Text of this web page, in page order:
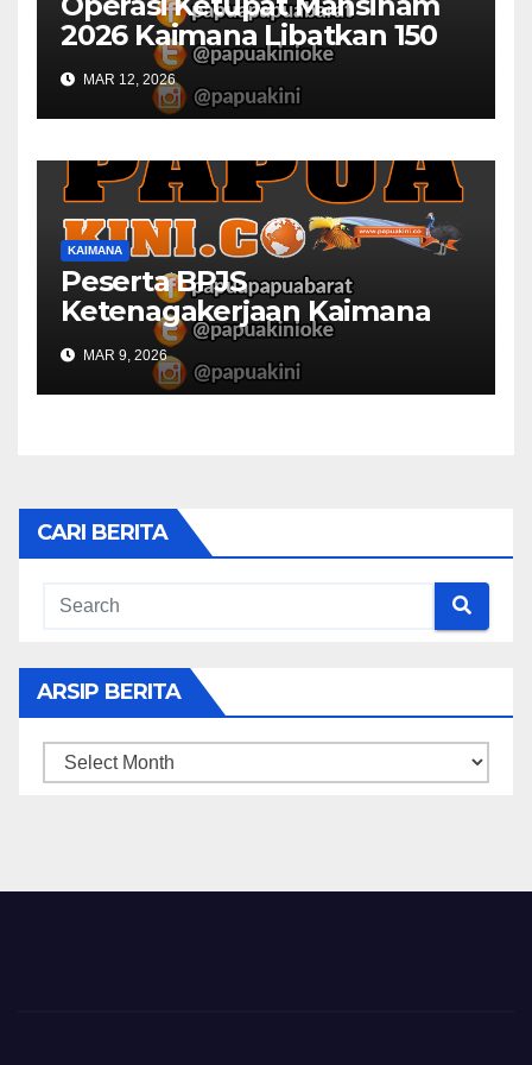
2026 Kaimana Libatkan 150
Personil Gabungan
MAR 12, 2026
KAIMANA
Peserta BPJS
Ketenagakerjaan Kaimana
Berkurang 53 Persen di 2026
MAR 9, 2026
CARI BERITA
ARSIP BERITA
ARSIP